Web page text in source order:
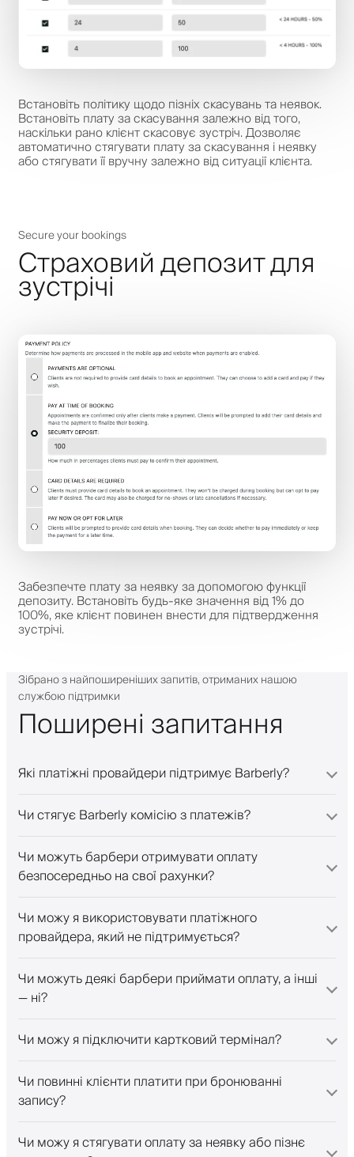
Встановіть політику щодо пізніх скасувань та неявок.
Встановіть плату за скасування залежно від того,
наскільки рано клієнт скасовує зустріч. Дозволяє
автоматично стягувати плату за скасування і неявку
або стягувати її вручну залежно від ситуації клієнта.
Secure your bookings
Страховий депозит для
зустрічі
Забезпечте плату за неявку за допомогою функції
депозиту. Встановіть будь-яке значення від 1% до
100%, яке клієнт повинен внести для підтвердження
зустрічі.
Зібрано з найпоширеніших запитів, отриманих нашою
службою підтримки
Поширені запитання
Які платіжні провайдери підтримує Barberly?
Чи стягує Barberly комісію з платежів?
Чи можуть барбери отримувати оплату
безпосередньо на свої рахунки?
Чи можу я використовувати платіжного
провайдера, який не підтримується?
Чи можуть деякі барбери приймати оплату, а інші
— ні?
Чи можу я підключити картковий термінал?
Чи повинні клієнти платити при бронюванні
запису?
Чи можу я стягувати оплату за неявку або пізнє